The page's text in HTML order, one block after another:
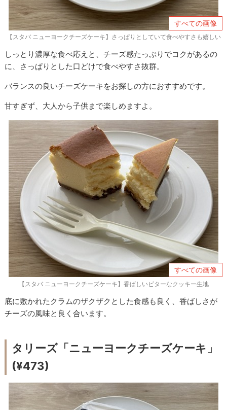
すべての画像
【スタバ ニューヨークチーズケーキ】さっぱりとしていて食べやすさも嬉しい
しっとり濃厚な食べ応えと、チーズ感たっぷりでコクがあるの
に、さっぱりとした口どけで食べやすさ抜群。
バランスの良いチーズケーキをお探しの方におすすめです。
甘すぎず、大人から子供まで楽しめますよ。
すべての画像
【スタバ ニューヨークチーズケーキ】香ばしいビターなクッキー生地
底に敷かれたクラムのザクザクとした食感も良く、香ばしさが
チーズの風味と良く合います。
タリーズ「ニューヨークチーズケーキ」
(¥473)